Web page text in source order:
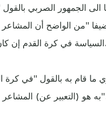
الى الجمهور الصربي
"من الواضح أن
أن نركز" على اللعبة.
ما قام به بالقول "في كرة
الهدف، هذا كل ما في الأمر".